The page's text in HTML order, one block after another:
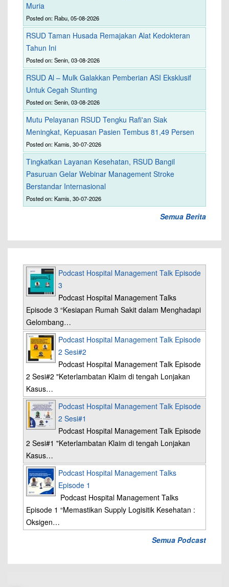
Muria
Posted on: Rabu, 05-08-2026
RSUD Taman Husada Remajakan Alat Kedokteran
Tahun Ini
Posted on: Senin, 03-08-2026
RSUD Al – Mulk Galakkan Pemberian ASI Eksklusif
Untuk Cegah Stunting
Posted on: Senin, 03-08-2026
Mutu Pelayanan RSUD Tengku Rafi'an Siak
Meningkat, Kepuasan Pasien Tembus 81,49 Persen
Posted on: Kamis, 30-07-2026
Tingkatkan Layanan Kesehatan, RSUD Bangil
Pasuruan Gelar Webinar Management Stroke
Berstandar Internasional
Posted on: Kamis, 30-07-2026
Semua Berita
Podcast Hospital Management Talk Episode
3
Podcast Hospital Management Talks
Episode 3 “Kesiapan Rumah Sakit dalam Menghadapi
Gelombang…
Podcast Hospital Management Talk Episode
2 Sesi#2
Podcast Hospital Management Talk Episode
2 Sesi#2 "Keterlambatan Klaim di tengah Lonjakan
Kasus…
Podcast Hospital Management Talk Episode
2 Sesi#1
Podcast Hospital Management Talk Episode
2 Sesi#1 "Keterlambatan Klaim di tengah Lonjakan
Kasus…
Podcast Hospital Management Talks
Episode 1
Podcast Hospital Management Talks
Episode 1 “Memastikan Supply Logisitik Kesehatan :
Oksigen…
Semua Podcast